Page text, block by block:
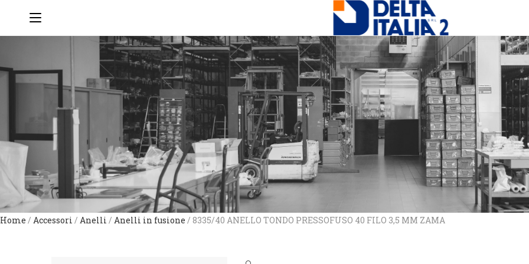
Home / Accessori / Anelli / Anelli in fusione / 8335/40 ANELLO TONDO PRESSOFUSO 40 FILO 3,5 MM ZAMA